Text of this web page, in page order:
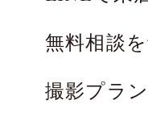
無料相談
撮影プラ